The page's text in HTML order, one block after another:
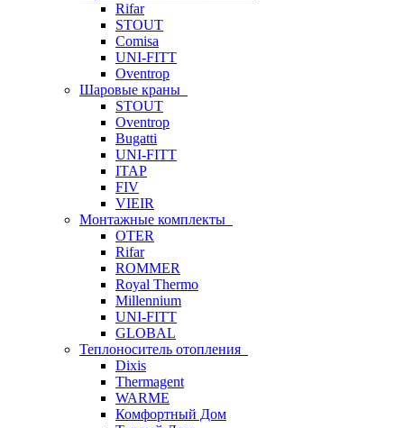
Rifar
STOUT
Comisa
UNI-FITT
Oventrop
Шаровые краны
STOUT
Oventrop
Bugatti
UNI-FITT
ITAP
FIV
VIEIR
Монтажные комплекты
OTER
Rifar
ROMMER
Royal Thermo
Millennium
UNI-FITT
GLOBAL
Теплоноситель отопления
Dixis
Thermagent
WARME
Комфортный Дом